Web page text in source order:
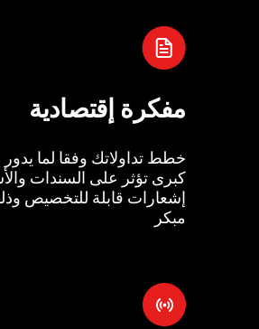
مفكرة إقتصادية
خطط تداولاتك وفقا لما
كبرى تؤثر على السندات
إشعارات قابلة للتخصيص
مبكر